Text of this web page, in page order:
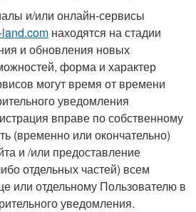
и/или онлайн-сервисы
находятся на стадии
и обновления новых
форма и характер
могут время от времени
уведомления
вправе по собственному
(временно или окончательно)
и /или предоставление
отдельных частей) всем
или отдельному Пользователю в
уведомления.